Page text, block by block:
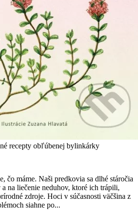
recepty obľúbenej bylinkárky
čo máme. Naši predkovia sa dlhé stáročia
na liečenie neduhov, ktoré ich trápili,
zdroje. Hoci v súčasnosti väčšina z
siahne po...